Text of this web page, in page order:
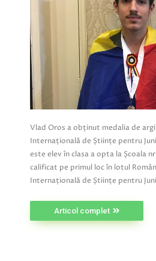
Vlad Oros a obținut medalia de
Internațională de Științe pentru
este elev în clasa a opta la Școala
calificat pe primul loc în lotul
Internațională de Științe pentru
Articol complet